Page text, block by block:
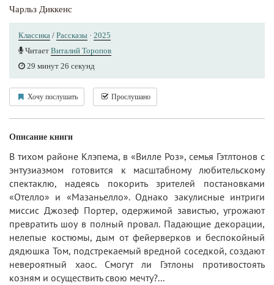
Чарльз Диккенс
Классика / Рассказы · 2025
Читает Виталий Торопов
29 минут 26 секунд
Хочу послушать Прослушано
Описание книги
В тихом районе Клэпема, в «Вилле Роз», семья Гэтлтонов с
энтузиазмом готовится к масштабному любительскому
спектаклю, надеясь покорить зрителей постановками
«Отелло» и «Мазаньелло». Однако закулисные интриги
миссис Джозеф Портер, одержимой завистью, угрожают
превратить шоу в полный провал. Падающие декорации,
нелепые костюмы, дым от фейерверков и беспокойный
дядюшка Том, подстрекаемый вредной соседкой, создают
невероятный хаос. Смогут ли Гэтлоны противостоять
козням и осуществить свою мечту?...